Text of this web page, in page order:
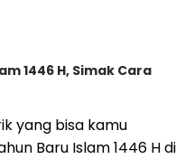
1446 H, Simak Cara
yang bisa kamu
Baru Islam 1446 H di